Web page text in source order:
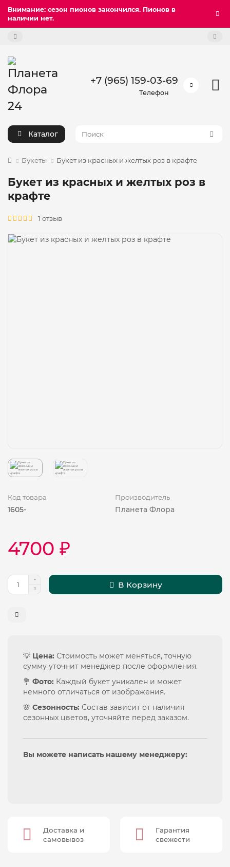
Внимание: сезон пионов закончился. Пионов в
наличии нет.
+7 (965) 159-03-69
Телефон
Каталог
Букеты Букет из красных и желтых роз в крафте
Букет из красных и желтых роз в
крафте
1 отзыв
Код товара
1605-
Производитель
Планета Флора
4700 ₽
В Корзину
💡 Цена: Стоимость может меняться, точную
сумму уточнит менеджер после оформления.
💐 Фото: Каждый букет уникален и может
немного отличаться от изображения.
🌸 Сезонность: Состав зависит от наличия
сезонных цветов, уточняйте перед заказом.
Вы можете написать нашему менеджеру:
Доставка и
самовывоз
Гарантия
свежести